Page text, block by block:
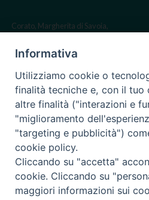
Corato, Margherita di Savoia,
Regione ecclesiastica Puglia
Via Beltrani, 9
76125 Trani BT
Centralino Tel. 0883 494211
Cancelleria Tel. 0883 494204
cancelleria@arcidiocesitrani.it
Informativa
Utilizziamo cookie o
finalità tecniche e, con il tuo
altre finalità ("interazioni e
"miglioramento
"targeting e pubblicità")
cookie policy.
Cliccando su "accetta"
cookie. Cliccando su
maggiori informazioni sui